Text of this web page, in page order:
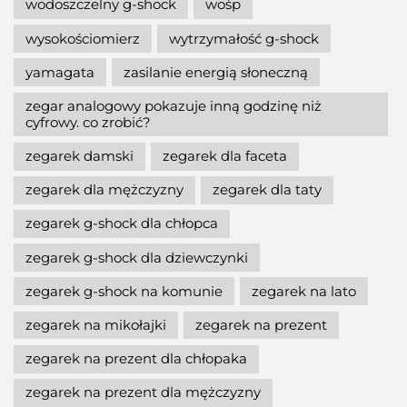
wodoszczelny g-shock
wośp
wysokościomierz
wytrzymałość g-shock
yamagata
zasilanie energią słoneczną
zegar analogowy pokazuje inną godzinę niż
cyfrowy. co zrobić?
zegarek damski
zegarek dla faceta
zegarek dla mężczyzny
zegarek dla taty
zegarek g-shock dla chłopca
zegarek g-shock dla dziewczynki
zegarek g-shock na komunie
zegarek na lato
zegarek na mikołajki
zegarek na prezent
zegarek na prezent dla chłopaka
zegarek na prezent dla mężczyzny